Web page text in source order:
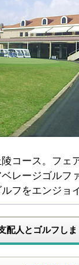
コース。フ
レージゴル
フをエンジョ
配人とゴルフしま